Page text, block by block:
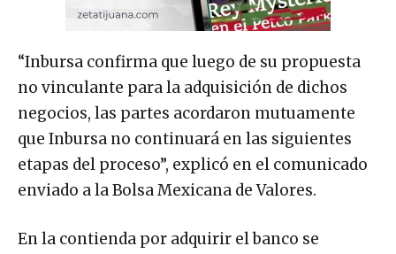
“Inbursa confirma que luego de su propuesta
no vinculante para la adquisición de dichos
negocios, las partes acordaron mutuamente
que Inbursa no continuará en las siguientes
etapas del proceso”, explicó en el comunicado
enviado a la Bolsa Mexicana de Valores.
En la contienda por adquirir el banco se